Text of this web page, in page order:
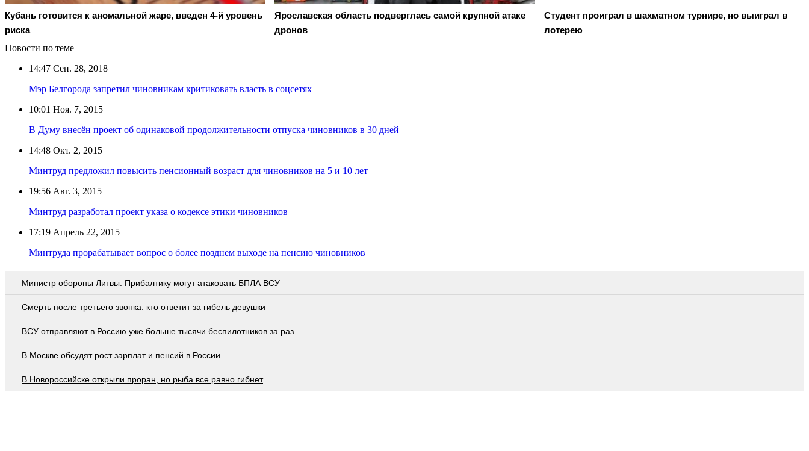
Кубань готовится к аномальной жаре, введен 4-й уровень
риска
Ярославская область подверглась самой крупной атаке
дронов
Студент проиграл в шахматном турнире, но выиграл в
лотерею
Новости по теме
14:47 Сен. 28, 2018
Мэр Белгорода запретил чиновникам критиковать власть в соцсетях
10:01 Ноя. 7, 2015
В Думу внесён проект об одинаковой продолжительности отпуска чиновников в 30 дней
14:48 Окт. 2, 2015
Минтруд предложил повысить пенсионный возраст для чиновников на 5 и 10 лет
19:56 Авг. 3, 2015
Минтруд разработал проект указа о кодексе этики чиновников
17:19 Апрель 22, 2015
Минтруда прорабатывает вопрос о более позднем выходе на пенсию чиновников
Министр обороны Литвы: Прибалтику могут атаковать БПЛА ВСУ
Смерть после третьего звонка: кто ответит за гибель девушки
ВСУ отправляют в Россию уже больше тысячи беспилотников за раз
В Москве обсудят рост зарплат и пенсий в России
В Новороссийске открыли проран, но рыба все равно гибнет